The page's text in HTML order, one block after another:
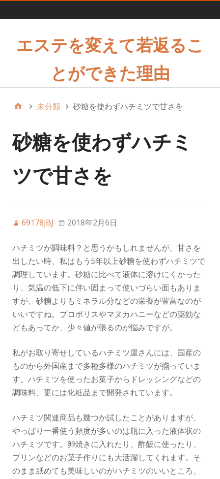
エステを変えて若返るこ
とができた理由
未分類 砂糖を使わずハチミツで甘さを
砂糖を使わずハチミ
ツで甘さを
69178jBJ 2018年2月6日
ハチミツが調味料？と思うかもしれませんが、甘さを
出したい時、私はもう5年以上砂糖を使わずハチミツで
調理しています。砂糖に比べて液体に溶けにくかった
り、気温の低下に伴い固まって使いづらい面もありま
すが、砂糖よりもミネラル分などの栄養が豊富なのが
いいですね。プロポリスやマヌカハニーなどの薬効な
どもあってか、少々値が張るのが悩みですが。
私がお取り寄せしているハチミツ屋さんには、国産の
ものから外国産まで多種多様のハチミツが揃っていま
す。ハチミツを使ったお菓子からドレッシングなどの
調味料、更には化粧品まで開発されています。
ハチミツ関連商品も幾つか試したことがありますが、
やっぱり一番使う頻度が多いのは瓶に入った液体状の
ハチミツです。卵焼きに入れたり、酢飯に使ったり、
プリンなどのお菓子作りにも大活躍してくれます。そ
のまま舐めても美味しいのがハチミツのいいところ。